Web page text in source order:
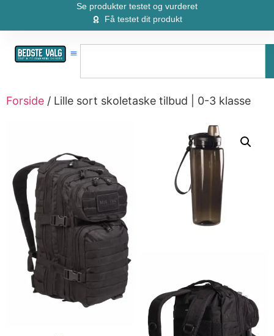
Se produkter testet og vurderet
Få testet dit produkt
Forside / Lille sort skoletaske tilbud | 0-3 klasse